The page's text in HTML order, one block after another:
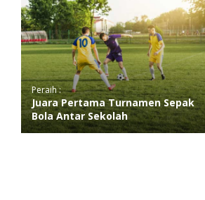
Peraih :
Juara Pertama Turnamen Sepak
Bola Antar Sekolah